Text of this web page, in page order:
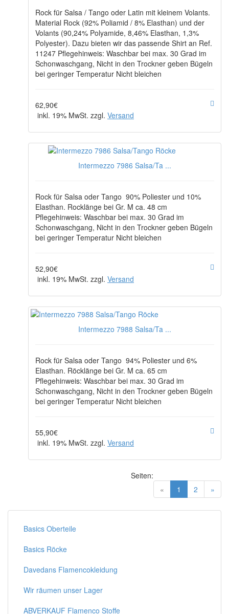
Rock für Salsa / Tango oder Latin mit kleinem Volants.
Material Rock (92% Poliamid / 8% Elasthan) und der
Volants (90,24% Polyamide, 8,46% Elasthan, 1,3%
Polyester). Dazu bieten wir das passende Shirt an Ref.
11247 Pflegehinweis: Waschbar bei max. 30 Grad im
Schonwaschgang, Nicht in den Trockner geben Bügeln
bei geringer Temperatur Nicht bleichen
62,90€
inkl. 19% MwSt. zzgl. Versand
Intermezzo 7986 Salsa/Ta ...
Rock für Salsa oder Tango 90% Poliester und 10%
Elasthan. Rocklänge bei Gr. M ca. 48 cm
Pflegehinweis: Waschbar bei max. 30 Grad im
Schonwaschgang, Nicht in den Trockner geben Bügeln
bei geringer Temperatur Nicht bleichen
52,90€
inkl. 19% MwSt. zzgl. Versand
Intermezzo 7988 Salsa/Ta ...
Rock für Salsa oder Tango 94% Poliester und 6%
Elasthan. Röcklänge bei Gr. M ca. 65 cm
Pflegehinweis: Waschbar bei max. 30 Grad im
Schonwaschgang, Nicht in den Trockner geben Bügeln
bei geringer Temperatur Nicht bleichen
55,90€
inkl. 19% MwSt. zzgl. Versand
« 1 (current)
2 »
Seiten:
Basics Oberteile
Basics Röcke
Davedans Flamencokleidung
Wir räumen unser Lager
ABVERKAUF Flamenco Stoffe